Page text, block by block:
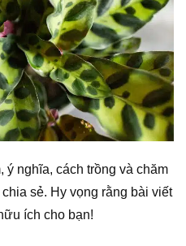
ý nghĩa, cách trồng và chăm
sẻ. Hy vọng rằng bài viết
ích cho bạn!